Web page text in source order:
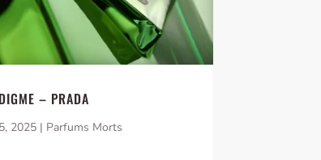
– PRADA
2025| Parfums Morts